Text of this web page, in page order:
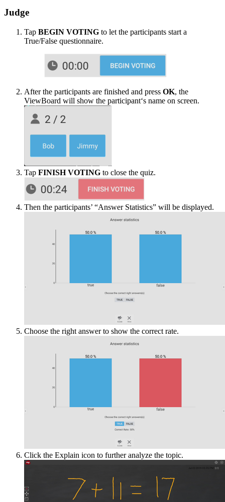
Judge
Tap BEGIN VOTING to let the participants start a
True/False questionnaire.
After the participants are finished and press OK, the
ViewBoard will show the participant‘s name on screen.
Tap FINISH VOTING to close the quiz.
Then the participants’ “Answer Statistics” will be displayed.
Choose the right answer to show the correct rate.
Click the Explain icon to further analyze the topic.